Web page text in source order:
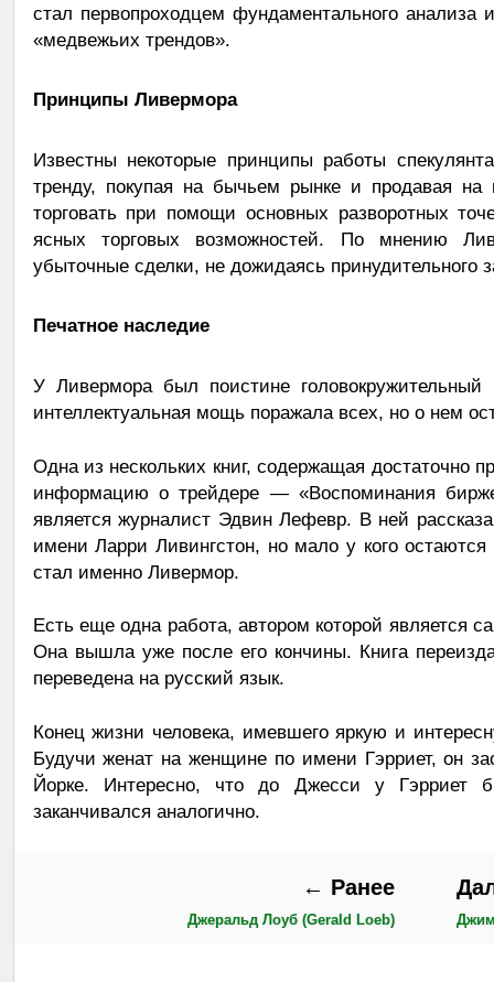
стал первопроходцем фундаментального
«медвежьих трендов».
Принципы Ливермора
Известны некоторые принципы работы
тренду, покупая на бычьем рынке и продавая
торговать при помощи основных разворотных
ясных торговых возможностей. По мнению
убыточные сделки, не дожидаясь принудительного
Печатное наследие
У Ливермора был поистине
интеллектуальная мощь поражала всех, но о нем
Одна из нескольких книг, содержащая достаточно
информацию о трейдере — «Воспоминания
является журналист Эдвин Лефевр. В ней
имени Ларри Ливингстон, но мало у кого
стал именно Ливермор.
Есть еще одна работа, автором которой является
Она вышла уже после его кончины. Книга
переведена на русский язык.
Конец жизни человека, имевшего яркую и
Будучи женат на женщине по имени Гэрриет, он
Йорке. Интересно, что до Джесси у Гэрриет
заканчивался аналогично.
← Ранее
Джеральд Лоуб (Gerald Loeb)